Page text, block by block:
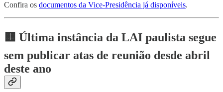
Confira os documentos da Vice-Presidência já disponíveis.
🟨 Última instância da LAI paulista segue
sem publicar atas de reunião desde abril
deste ano